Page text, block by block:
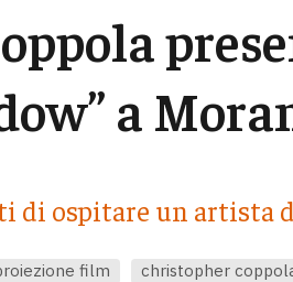
a
di ospitare un artista
film christopher